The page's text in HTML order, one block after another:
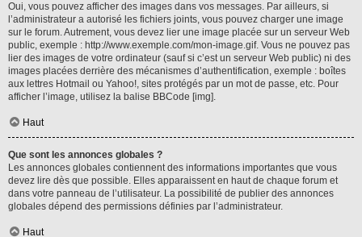
Oui, vous pouvez afficher des images dans vos messages. Par ailleurs, si
l’administrateur a autorisé les fichiers joints, vous pouvez charger une image
sur le forum. Autrement, vous devez lier une image placée sur un serveur Web
public, exemple : http://www.exemple.com/mon-image.gif. Vous ne pouvez pas
lier des images de votre ordinateur (sauf si c’est un serveur Web public) ni des
images placées derrière des mécanismes d’authentification, exemple : boîtes
aux lettres Hotmail ou Yahoo!, sites protégés par un mot de passe, etc. Pour
afficher l’image, utilisez la balise BBCode [img].
Haut
Que sont les annonces globales ?
Les annonces globales contiennent des informations importantes que vous
devez lire dès que possible. Elles apparaissent en haut de chaque forum et
dans votre panneau de l’utilisateur. La possibilité de publier des annonces
globales dépend des permissions définies par l’administrateur.
Haut